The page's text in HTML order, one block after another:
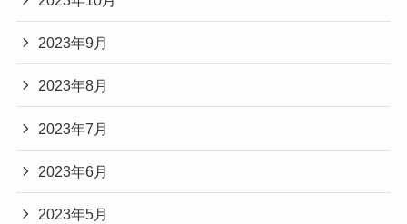
2023年9月
2023年8月
2023年7月
2023年6月
2023年5月